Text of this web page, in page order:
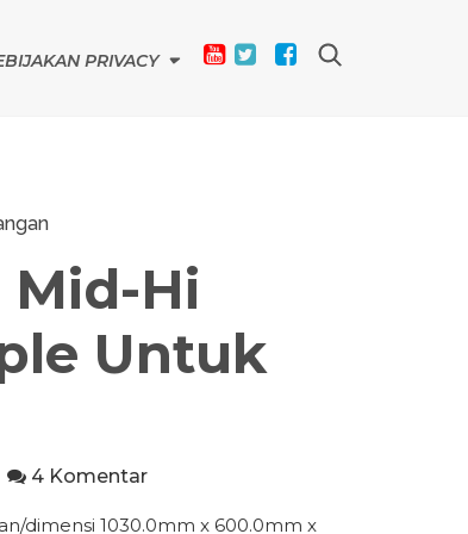
PRIVACY
Mid-Hi
Untuk
4 Komentar
dimensi 1030.0mm x 600.0mm x